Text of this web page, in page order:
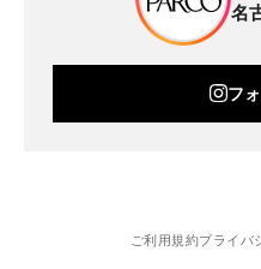
名
フ
ご利用規約プライバ